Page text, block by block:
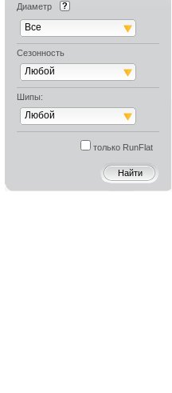
Диаметр
Все
Сезонность
Любой
Шипы:
Любой
только RunFlat